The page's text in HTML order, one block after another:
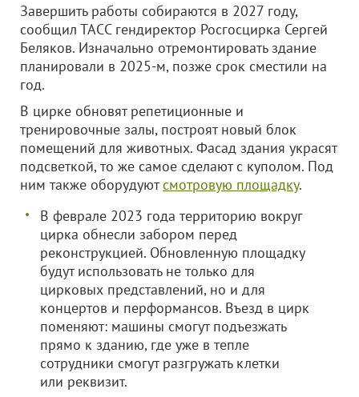
Завершить работы собираются в 2027 году,
сообщил ТАСС гендиректор Росгосцирка Сергей
Беляков. Изначально отремонтировать здание
планировали в 2025-м, позже срок сместили на
год.
В цирке обновят репетиционные и
тренировочные залы, построят новый блок
помещений для животных. Фасад здания украсят
подсветкой, то же самое сделают с куполом. Под
ним также оборудуютсмотровую площадку.
В феврале 2023 года территорию вокруг
цирка обнесли забором перед
реконструкцией. Обновленную площадку
будут использовать не только для
цирковых представлений, но и для
концертов и перформансов. Въезд в цирк
поменяют: машины смогут подъезжать
прямо к зданию, где уже в тепле
сотрудники смогут разгружать клетки
или реквизит.